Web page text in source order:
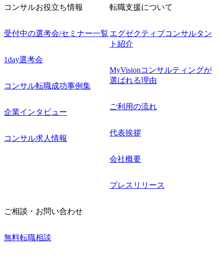
コンサルお役立ち情報
受付中の選考会/セミナー一覧
1day選考会
コンサル転職成功事例集
企業インタビュー
コンサル求人情報
転職支援について
エグゼクティブコンサルタン
ト紹介
MyVisionコンサルティングが
選ばれる理由
ご利用の流れ
代表挨拶
会社概要
プレスリリース
ご相談・お問い合わせ
無料転職相談